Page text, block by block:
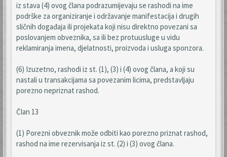
iz stava (4) ovog člana podrazumijevaju se rashodi na ime
podrške za organiziranje i održavanje manifestacija i drugih
sličnih događaja ili projekata koji nisu direktno povezani sa
poslovanjem obveznika, sa ili bez protuusluge u vidu
reklamiranja imena, djelatnosti, proizvoda i usluga sponzora.
(6) Izuzetno, rashodi iz st. (1), (3) i (4) ovog člana, a koji su
nastali u transakcijama sa povezanim licima, predstavljaju
porezno nepriznat rashod.
Član 13
(1) Porezni obveznik može odbiti kao porezno priznat rashod,
rashod na ime rezervisanja iz st. (2) i (3) ovog člana.